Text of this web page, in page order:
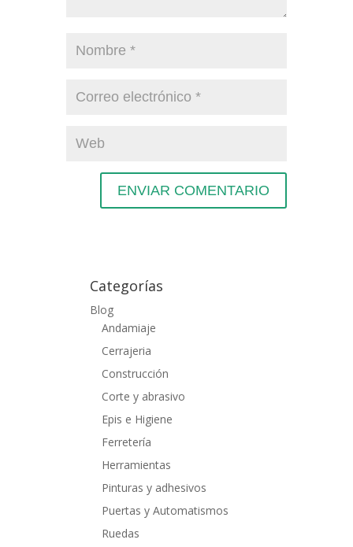
Categorías
Blog
Andamiaje
Cerrajeria
Construcción
Corte y abrasivo
Epis e Higiene
Ferretería
Herramientas
Pinturas y adhesivos
Puertas y Automatismos
Ruedas